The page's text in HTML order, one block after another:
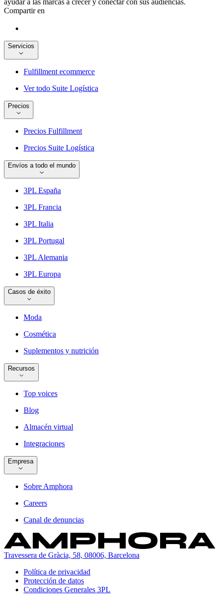
ayudar a las marcas a crecer y conectar con sus audiencias.
Compartir en
Servicios
Fulfillment ecommerce
Ver todo Suite Logística
Precios
Precios Fulfillment
Precios Suite Logística
Envíos a todo el mundo
3PL España
3PL Francia
3PL Italia
3PL Portugal
3PL Alemania
3PL Europa
Casos de éxito
Moda
Cosmética
Suplementos y nutrición
Recursos
Top voices
Blog
Almacén virtual
Integraciones
Empresa
Sobre Amphora
Careers
Canal de denuncias
Travessera de Gràcia, 58, 08006, Barcelona
Política de privacidad
Protección de datos
Condiciones Generales 3PL